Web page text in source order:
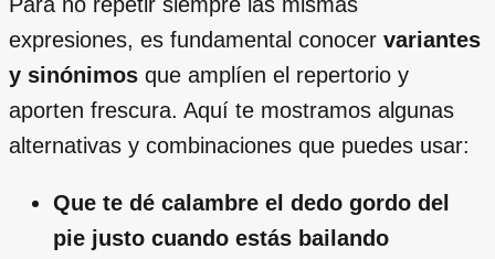
expresiones, es fundamental conocer variantes
y sinónimos que amplíen el repertorio y
aporten frescura. Aquí te mostramos algunas
alternativas y combinaciones que puedes usar:
Que te dé calambre el dedo gordo del
pie justo cuando estás bailando